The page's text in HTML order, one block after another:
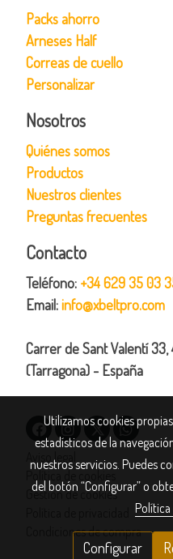
Packs ahorro
Arneses Half
Correas de cuello
Personalizar
Nosotros
Quiénes somos
Productos
Nuestros clientes
Preguntas frecuentes
Contacto
Teléfono: +34 629 35 03
Email:info@xbeltpro.com
Carrer de Sant Valentí
(Tarragona) - España
Aviso legal
Gestión de cookies
Condiciones de compra
Utilizamos cookies
estadísticos de la
nuestros servicios. Puedes
del botón “Configurar” o
Configurar